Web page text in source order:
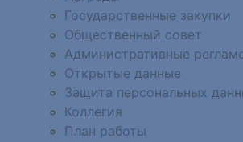
Государственные закупки
Общественный совет
Административные
Открытые данные
Защита персональных
Коллегия
План работы